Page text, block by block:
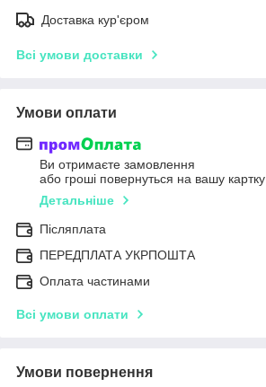
Доставка кур'єром
Всі умови доставки
Умови оплати
Ви отримаєте замовлення
або гроші повернуться на вашу картку
Детальніше
Післяплата
ПЕРЕДПЛАТА УКРПОШТА
Оплата частинами
Всі умови оплати
Умови повернення